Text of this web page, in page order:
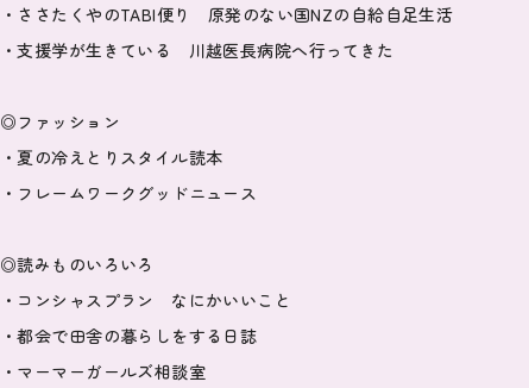
・ささたくやのTABI便り 原発のない国NZの自給自足生活
・支援学が生きている 川越医長病院へ行ってきた
◎ファッション
・夏の冷えとりスタイル読本
・フレームワークグッドニュース
◎読みものいろいろ
・コンシャスプラン なにかいいこと
・都会で田舎の暮らしをする日誌
・マーマーガールズ相談室